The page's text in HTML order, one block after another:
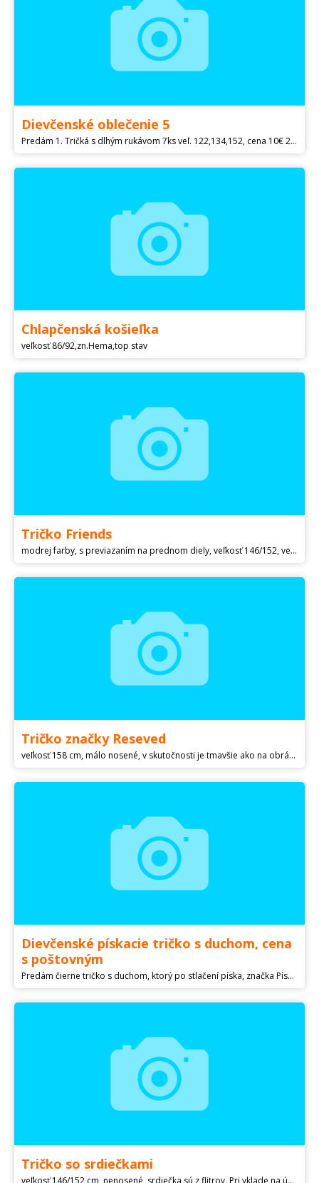
Dievčenské oblečenie 5
Predám 1. Tričká s dlhým rukávom 7ks veľ. 122,134,152, cena 10€ 2. Tričká s krátkym rukávom 7ks, veľ. 128,116,122,134, cena 10€ 3. Tielka 3ks veľ. 122,140,134 cena 3€ Spolu 16€ + Poštovné
Chlapčenská košieľka
veľkosť 86/92,zn.Hema,top stav
Tričko Friends
modrej farby, s previazaním na prednom diely, veľkosť 146/152, veľmi málo nosené, z hrubšieho úpletu. Pri úhrade na účet vopred + 2 eurá poštovné, pri dobierke sa cena navýši o 3 eura. Kuk aj moje ďalšie inzeráty.
Tričko značky Reseved
veľkosť 158 cm, málo nosené, v skutočnosti je tmavšie ako na obrázku. Pri vklade na účet + 2 eura poštovné, pri dobierke + 3 eura. Kuk aj moje ďalšie inzeráty.
Dievčenské pískacie tričko s duchom, cena
s poštovným
Predám čierne tričko s duchom, ktorý po stlačení píska, značka Pískacie, výborný stav. Uvedená veľkosť 158, ale zdá sa mi menšie. Dĺžka 55 cm, šírka 39 cm. Dá sa normálne prať v práčke, duchovi voda neublíži. Vhodné pre dievča, rukávy majú dievčenský strih. Obyčajné poštovné v cene.
Tričko so srdiečkami
veľkosť 146/152 cm, nenosené, srdiečka sú z flitrov. Pri vklade na účet + 2 eura poštovné, pri dobierke + 3 eura poštovné. Kuk aj moje ďalšie inzeráty.